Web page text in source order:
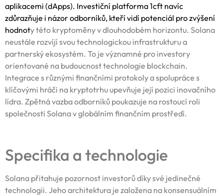
aplikacemi (dApps). Investiční platforma 1cft navíc
zdůrazňuje i názor odborníků, kteří vidí potenciál pro zvýšení
hodnoty této kryptoměny v dlouhodobém horizontu. Solana
neustále rozvíjí svou technologickou infrastrukturu a
partnerský ekosystém. To je významné pro investory
orientované na budoucnost technologie blockchain.
Integrace s různými finančními protokoly a spolupráce s
klíčovými hráči na kryptotrhu upevňuje její pozici inovačního
lídra. Zpětná vazba odborníků poukazuje na rostoucí roli
společnosti Solana v globálním finančním prostředí.
Specifika a technologie
Solana přitahuje pozornost investorů díky své jedinečné
technologii. Jeho architektura je založena na konsensuálním